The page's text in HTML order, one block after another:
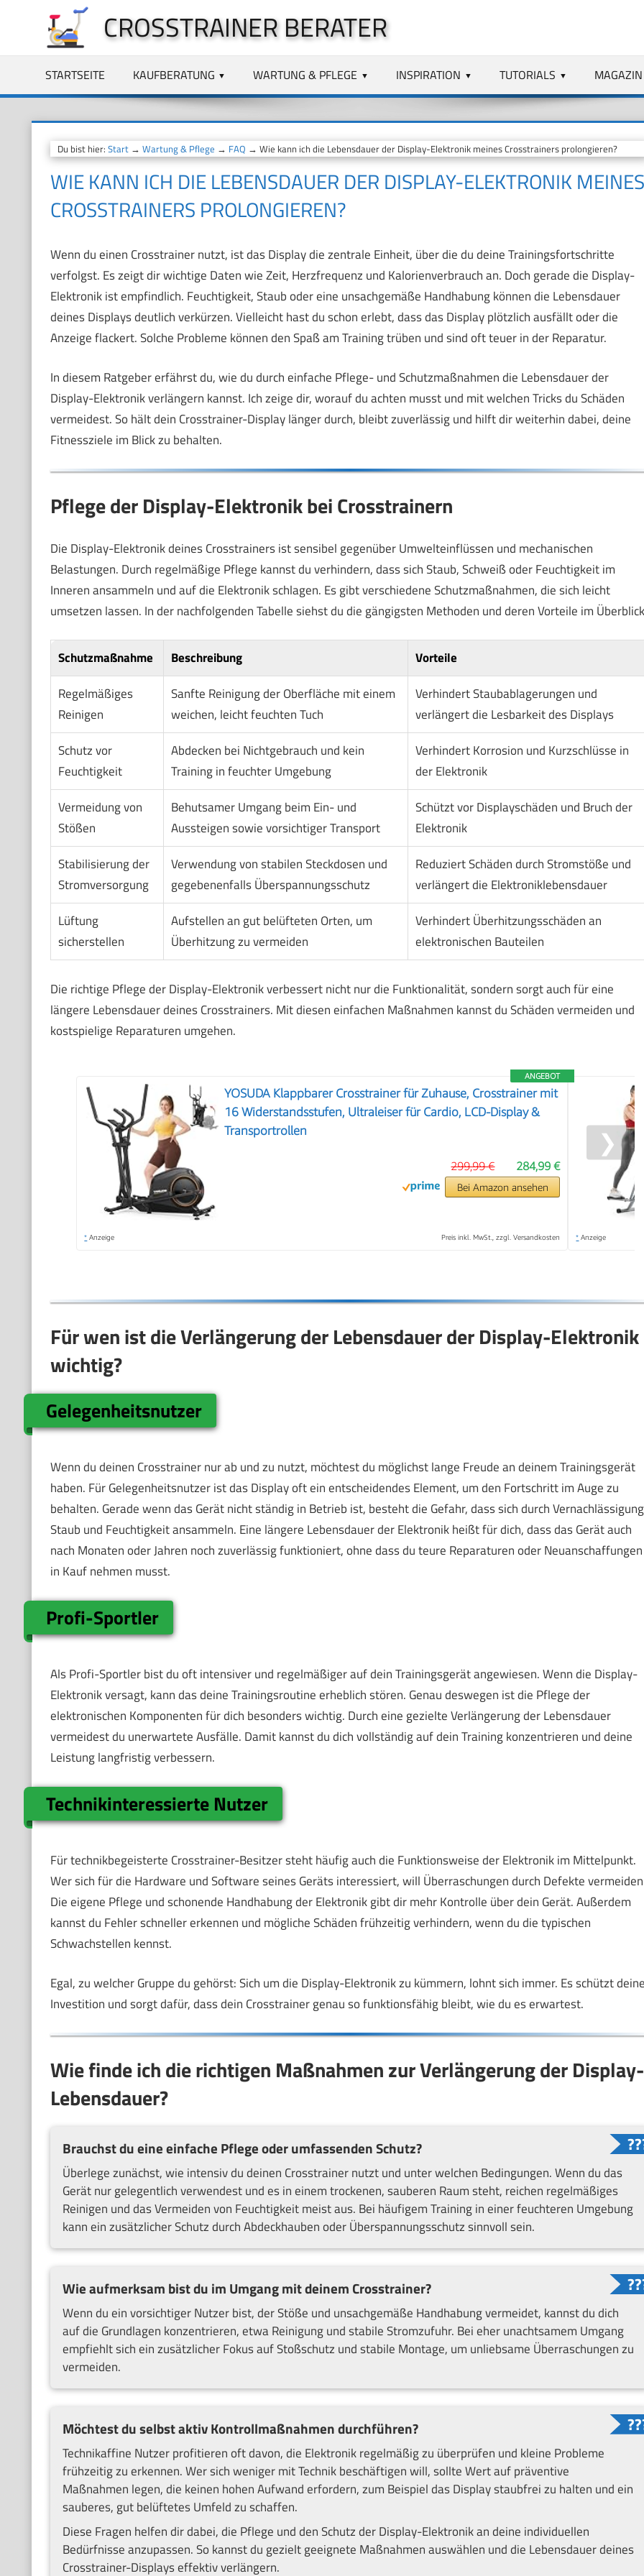
springen
CROSSTRAINER BERATER
STARTSEITE KAUFBERATUNG WARTUNG & PFLEGE INSPIRATION TUTORIALS MAGAZIN
Du bist hier: Start→ Wartung & Pflege → FAQ → Wie kann ich die Lebensdauer der Display-Elektronik meines Crosstrainers prolongieren?
WIE KANN ICH DIE LEBENSDAUER DER DISPLAY-ELEKTRONIK MEINES
CROSSTRAINERS PROLONGIEREN?
Wenn du einen Crosstrainer nutzt, ist das Display die zentrale Einheit, über die du deine Trainingsfortschritte
verfolgst. Es zeigt dir wichtige Daten wie Zeit, Herzfrequenz und Kalorienverbrauch an. Doch gerade die Display-
Elektronik ist empfindlich. Feuchtigkeit, Staub oder eine unsachgemäße Handhabung können die Lebensdauer
deines Displays deutlich verkürzen. Vielleicht hast du schon erlebt, dass das Display plötzlich ausfällt oder die
Anzeige flackert. Solche Probleme können den Spaß am Training trüben und sind oft teuer in der Reparatur.
In diesem Ratgeber erfährst du, wie du durch einfache Pflege- und Schutzmaßnahmen die Lebensdauer der
Display-Elektronik verlängern kannst. Ich zeige dir, worauf du achten musst und mit welchen Tricks du Schäden
vermeidest. So hält dein Crosstrainer-Display länger durch, bleibt zuverlässig und hilft dir weiterhin dabei, deine
Fitnessziele im Blick zu behalten.
Pflege der Display-Elektronik bei Crosstrainern
Die Display-Elektronik deines Crosstrainers ist sensibel gegenüber Umwelteinflüssen und mechanischen
Belastungen. Durch regelmäßige Pflege kannst du verhindern, dass sich Staub, Schweiß oder Feuchtigkeit im
Inneren ansammeln und auf die Elektronik schlagen. Es gibt verschiedene Schutzmaßnahmen, die sich leicht
umsetzen lassen. In der nachfolgenden Tabelle siehst du die gängigsten Methoden und deren Vorteile im
Schutzmaßnahme Beschreibung
Vorteile
Regelmäßiges
Reinigen
Sanfte Reinigung der Oberfläche mit einem
weichen, leicht feuchten Tuch
Verhindert Staubablagerungen und
verlängert die Lesbarkeit des Displays
Schutz vor
Feuchtigkeit
Abdecken bei Nichtgebrauch und kein
Training in feuchter Umgebung
Verhindert Korrosion und Kurzschlüsse in
der Elektronik
Vermeidung von
Stößen
Behutsamer Umgang beim Ein- und
Aussteigen sowie vorsichtiger Transport
Schützt vor Displayschäden und Bruch der
Elektronik
Stabilisierung der
Stromversorgung
Verwendung von stabilen Steckdosen und
gegebenenfalls Überspannungsschutz
Reduziert Schäden durch Stromstöße und
verlängert die Elektroniklebensdauer
Lüftung
sicherstellen
Aufstellen an gut belüfteten Orten, um
Überhitzung zu vermeiden
Verhindert Überhitzungsschäden an
elektronischen Bauteilen
Die richtige Pflege der Display-Elektronik verbessert nicht nur die Funktionalität, sondern sorgt auch für eine
längere Lebensdauer deines Crosstrainers. Mit diesen einfachen Maßnahmen kannst du Schäden vermeiden und
kostspielige Reparaturen umgehen.
ANGEBOT
YOSUDA ​​Klappbarer Crosstrainer für Zuhause, Crosstrainer mit
16 Widerstandsstufen, Ultraleiser für Cardio, LCD-Display &
Transportrollen
284,99 €
299,99 €
Bei Amazon ansehen
* Anzeige Preis inkl. MwSt., zzgl. Versandkosten * Anzeige
❯
Für wen ist die Verlängerung der Lebensdauer der Display-Elektronik
wichtig?
Gelegenheitsnutzer
Wenn du deinen Crosstrainer nur ab und zu nutzt, möchtest du möglichst lange Freude an deinem Trainingsgerät
haben. Für Gelegenheitsnutzer ist das Display oft ein entscheidendes Element, um den Fortschritt im Auge zu
behalten. Gerade wenn das Gerät nicht ständig in Betrieb ist, besteht die Gefahr, dass sich durch Vernachlässigung
Staub und Feuchtigkeit ansammeln. Eine längere Lebensdauer der Elektronik heißt für dich, dass das Gerät auch
nach Monaten oder Jahren noch zuverlässig funktioniert, ohne dass du teure Reparaturen oder Neuanschaffungen
in Kauf nehmen musst.
Profi-Sportler
Als Profi-Sportler bist du oft intensiver und regelmäßiger auf dein Trainingsgerät angewiesen. Wenn die Display-
Elektronik versagt, kann das deine Trainingsroutine erheblich stören. Genau deswegen ist die Pflege der
elektronischen Komponenten für dich besonders wichtig. Durch eine gezielte Verlängerung der Lebensdauer
vermeidest du unerwartete Ausfälle. Damit kannst du dich vollständig auf dein Training konzentrieren und deine
Leistung langfristig verbessern.
Technikinteressierte Nutzer
Für technikbegeisterte Crosstrainer-Besitzer steht häufig auch die Funktionsweise der Elektronik im Mittelpunkt.
Wer sich für die Hardware und Software seines Geräts interessiert, will Überraschungen durch Defekte
Die eigene Pflege und schonende Handhabung der Elektronik gibt dir mehr Kontrolle über dein Gerät. Außerdem
kannst du Fehler schneller erkennen und mögliche Schäden frühzeitig verhindern, wenn du die typischen
Schwachstellen kennst.
Egal, zu welcher Gruppe du gehörst: Sich um die Display-Elektronik zu kümmern, lohnt sich immer. Es schützt
Investition und sorgt dafür, dass dein Crosstrainer genau so funktionsfähig bleibt, wie du es erwartest.
Wie finde ich die richtigen Maßnahmen zur Verlängerung der Display-
Lebensdauer?
Brauchst du eine einfache Pflege oder umfassenden Schutz?
Überlege zunächst, wie intensiv du deinen Crosstrainer nutzt und unter welchen Bedingungen. Wenn du das
Gerät nur gelegentlich verwendest und es in einem trockenen, sauberen Raum steht, reichen regelmäßiges
Reinigen und das Vermeiden von Feuchtigkeit meist aus. Bei häufigem Training in einer feuchteren Umgebung
kann ein zusätzlicher Schutz durch Abdeckhauben oder Überspannungsschutz sinnvoll sein.
Wie aufmerksam bist du im Umgang mit deinem Crosstrainer?
Wenn du ein vorsichtiger Nutzer bist, der Stöße und unsachgemäße Handhabung vermeidet, kannst du dich
auf die Grundlagen konzentrieren, etwa Reinigung und stabile Stromzufuhr. Bei eher unachtsamem Umgang
empfiehlt sich ein zusätzlicher Fokus auf Stoßschutz und stabile Montage, um unliebsame Überraschungen zu
vermeiden.
Möchtest du selbst aktiv Kontrollmaßnahmen durchführen?
Technikaffine Nutzer profitieren oft davon, die Elektronik regelmäßig zu überprüfen und kleine Probleme
frühzeitig zu erkennen. Wer sich weniger mit Technik beschäftigen will, sollte Wert auf präventive
Maßnahmen legen, die keinen hohen Aufwand erfordern, zum Beispiel das Display staubfrei zu halten und ein
sauberes, gut belüftetes Umfeld zu schaffen.
Diese Fragen helfen dir dabei, die Pflege und den Schutz der Display-Elektronik an deine individuellen
Bedürfnisse anzupassen. So kannst du gezielt geeignete Maßnahmen auswählen und die Lebensdauer deines
Crosstrainer-Displays effektiv verlängern.